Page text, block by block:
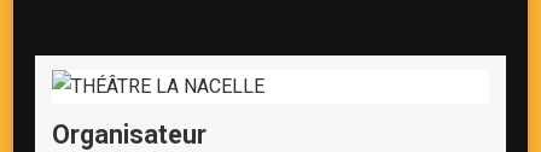
Organisateur